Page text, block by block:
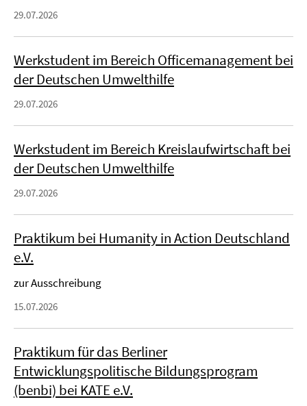
29.07.2026
Werkstudent im Bereich Officemanagement bei
der Deutschen Umwelthilfe
29.07.2026
Werkstudent im Bereich Kreislaufwirtschaft bei
der Deutschen Umwelthilfe
29.07.2026
Praktikum bei Humanity in Action Deutschland
e.V.
zur Ausschreibung
15.07.2026
Praktikum für das Berliner
Entwicklungspolitische Bildungsprogram
(benbi) bei KATE e.V.